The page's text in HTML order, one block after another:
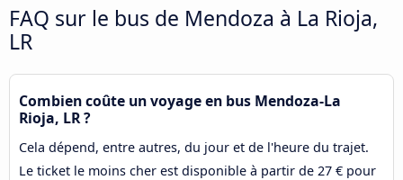
FAQ sur le bus de Mendoza à La Rioja,
LR
Combien coûte un voyage en bus Mendoza-La
Rioja, LR ?
Cela dépend, entre autres, du jour et de l'heure du trajet.
Le ticket le moins cher est disponible à partir de 27 € pour